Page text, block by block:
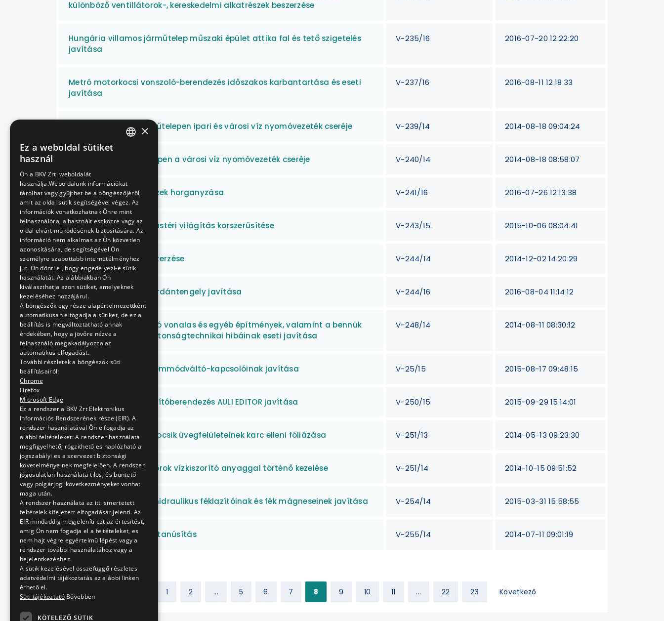
különböző ventillátorok-, kereskedelmi alkatrészek beszerzése
Hungária villamos járműtelep műszaki épület attika fal és tető szigetelés
javítása
V-235/16 2016-07-20 12:22:20
Metró motorkocsi vonszoló-berendezés időszakos karbantartása és eseti
javítása
V-237/16 2016-08-11 12:18:33
Kőér utcai metró járműtelepen ipari és városi víz nyomóvezeték cseréje V-239/14 2014-08-18 09:04:24
Cinkota HÉV járműtelepen a városi víz nyomóvezeték cseréje V-240/14 2014-08-18 08:58:07
Mozgólépcső alkatrészek horganyzása V-241/16 2016-07-26 12:13:38
MillFAV állomásain utastéri világítás korszerűsítése V-243/15. 2015-10-06 08:04:41
Reklámajándékok beszerzése V-244/14 2014-12-02 14:20:29
MFAV motorkocsi főkardántengely javítása V-244/16 2016-08-04 11:14:12
HÉV területén található vonalas és egyéb építmények, valamint a bennük
található eszközök biztonságtechnikai hibáinak eseti javítása
V-248/14 2014-08-11 08:30:12
Metró motorkocsik üzemmódváltó-kapcsolóinak javítása V-25/15 2015-08-17 09:48:15
H7 (csepeli) HÉV biztosítóberendezés AULI EDITOR javítása V-250/15 2015-09-29 15:14:01
ALSTOM metró motorkocsik üvegfelületeinek karc elleni fóliázása V-251/13 2014-05-13 09:23:30
Villamos vontatómotorok vízkiszorító anyaggal történő kezelése V-251/14 2014-10-15 09:51:52
Mozgólépcsők elektrohidraulikus féklazítóinak és fék mágneseinek javítása V-254/14 2015-03-31 15:58:55
ISO 20000 előaudit és tanúsítás V-255/14 2014-07-11 09:01:19
1 2 ... 5 6 7 8 9 10 11 ... 22 23 Következő
×
Ez a weboldal sütiket
használ
Ön a BKV Zrt. weboldalát
használja.Weboldalunk információkat
tárolhat vagy gyűjthet be a böngészőjéről,
amit az oldal sütik segítségével végez. Az
információk vonatkozhatnak Önre mint
felhasználóra, a használt eszközre vagy az
oldal elvárt működésének biztosítására. Az
információ nem alkalmas az Ön közvetlen
azonosítására, de segítségével Ön
személyre szabottabb internetélményhez
jut. Ön dönti el, hogy engedélyezi-e sütik
használatát. Az alábbiakban Ön
kiválaszthatja azon sütiket, amelyeknek
kezeléséhez hozzájárul.
A böngészők egy része alapértelmezettként
automatikusan elfogadja a sütiket, de ez a
beállítás is megváltoztatható annak
érdekében, hogy a jövőre nézve a
felhasználó megakadályozza az
automatikus elfogadást.
További részletek a böngészők süti
beállításairól:
Chrome
Firefox
Microsoft Edge
Ez a rendszer a BKV Zrt Elektronikus
Információs Rendszerének része (EIR). A
rendszer használatával Ön elfogadja az
alábbi feltételeket: A rendszer használata
megfigyelhető, rögzithető es naplózható a
jogszabályi es a szervezet biztonsági
követelményeinek megfelelően. A rendszer
jogosulatlan használata tilos, és büntető
vagy polgárjogi következményeket vonhat
maga után.
A rendszer használata az itt ismertetett
feltételek kifejezett elfogadását jelenti. Az
EIR mindaddig megjeleníti ezt az értesitést,
amig Ön nem fogadja el a feltételeket, es
nem hajt végre egyértelmű lépést vagy a
rendszer további használatához vagy a
bejelentkezéshez.
A sütik kezelésével összefüggő részletes
adatvédelmi tájékoztatás az alábbi linken
érhető el.
Süti tájékoztató Bővebben
KÖTELEZŐ SÜTIK